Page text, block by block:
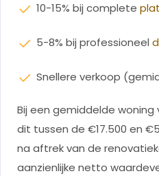
10-15% bij complete
5-8% bij professioneel
Snellere verkoop
Bij een gemiddelde
dit tussen de €17.500 en
na aftrek van de
aanzienlijke netto